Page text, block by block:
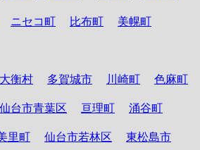
ニセコ町 比布町 美幌町
大衡村 多賀城市 川崎町 色麻町
仙台市青葉区 亘理町 涌谷町
里町 仙台市若林区 東松島市